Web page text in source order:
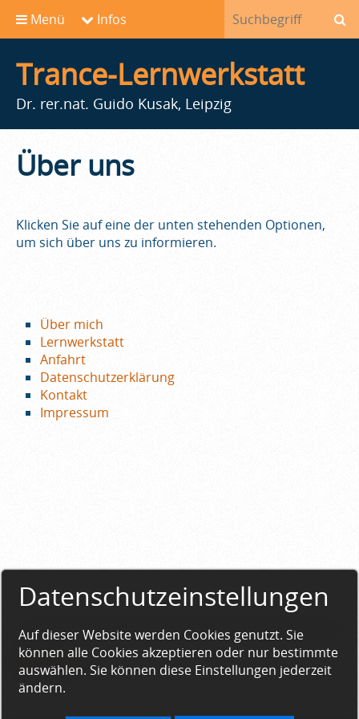
Menü Infos
Trance-Lernwerkstatt
Dr. rer.nat. Guido Kusak, Leipzig
Über uns
Klicken Sie auf eine der unten stehenden Optionen,
um sich über uns zu informieren.
Über mich
Lernwerkstatt
Anfahrt
Datenschutzerklärung
Kontakt
Impressum
Nach oben
Datenschutzeinstellungen
Auf dieser Website werden Cookies genutzt. Sie
können alle Cookies akzeptieren oder nur bestimmte
auswählen. Sie können diese Einstellungen jederzeit
ändern.